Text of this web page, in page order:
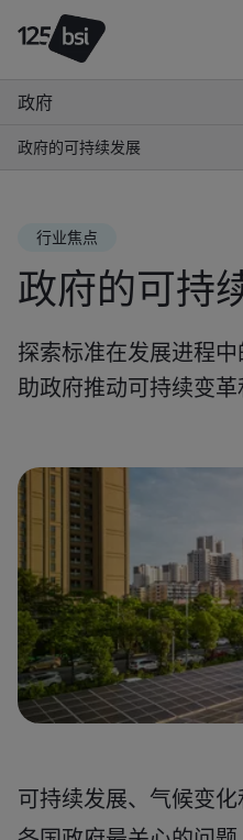
政府
政府的可持续发展
行业焦点
政府的可持
探索标准在发展进程
助政府推动可持续变革
可持续发展、气候变